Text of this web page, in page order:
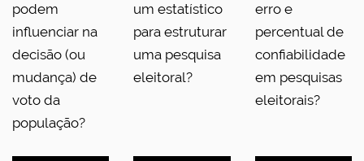
podem
influenciar na
decisão (ou
mudança) de
voto da
população?
um estatístico
para estruturar
uma pesquisa
eleitoral?
erro e
percentual de
confiabilidade
em pesquisas
eleitorais?